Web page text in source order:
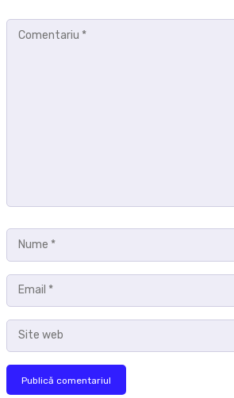
Comentariu
Nume
*
Email
*
Site
web